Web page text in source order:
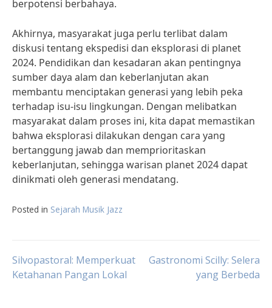
berpotensi berbahaya.
Akhirnya, masyarakat juga perlu terlibat dalam
diskusi tentang ekspedisi dan eksplorasi di planet
2024. Pendidikan dan kesadaran akan pentingnya
sumber daya alam dan keberlanjutan akan
membantu menciptakan generasi yang lebih peka
terhadap isu-isu lingkungan. Dengan melibatkan
masyarakat dalam proses ini, kita dapat memastikan
bahwa eksplorasi dilakukan dengan cara yang
bertanggung jawab dan memprioritaskan
keberlanjutan, sehingga warisan planet 2024 dapat
dinikmati oleh generasi mendatang.
Posted in Sejarah Musik Jazz
Post
Silvopastoral: Memperkuat
Ketahanan Pangan Lokal
Gastronomi Scilly: Selera
yang Berbeda